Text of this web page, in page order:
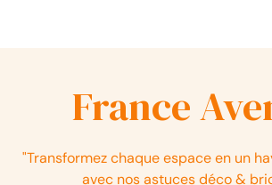
France
"Transformez chaque espace en un
avec nos astuces déco &